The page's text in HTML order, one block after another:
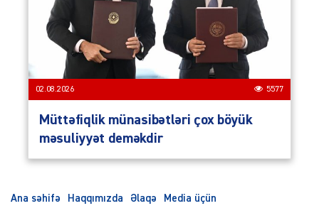
02.08.2026 5577
Müttəfiqlik münasibətləri çox böyük
məsuliyyət deməkdir
Ana səhifə Haqqımızda Əlaqə Media üçün